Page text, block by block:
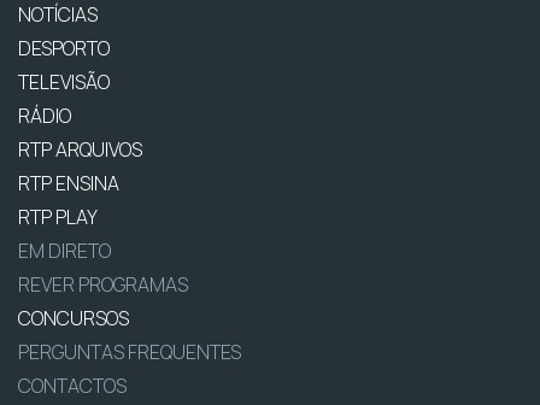
NOTÍCIAS
DESPORTO
TELEVISÃO
RÁDIO
RTP ARQUIVOS
RTP ENSINA
RTP PLAY
EM DIRETO
REVER PROGRAMAS
CONCURSOS
PERGUNTAS FREQUENTES
CONTACTOS